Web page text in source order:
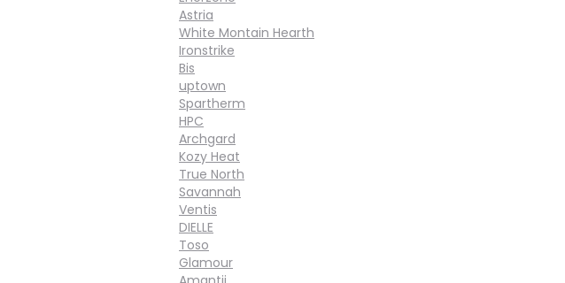
Astria
White Montain Hearth
Ironstrike
Bis
uptown
Spartherm
HPC
Archgard
Kozy Heat
True North
Savannah
Ventis
DIELLE
Toso
Glamour